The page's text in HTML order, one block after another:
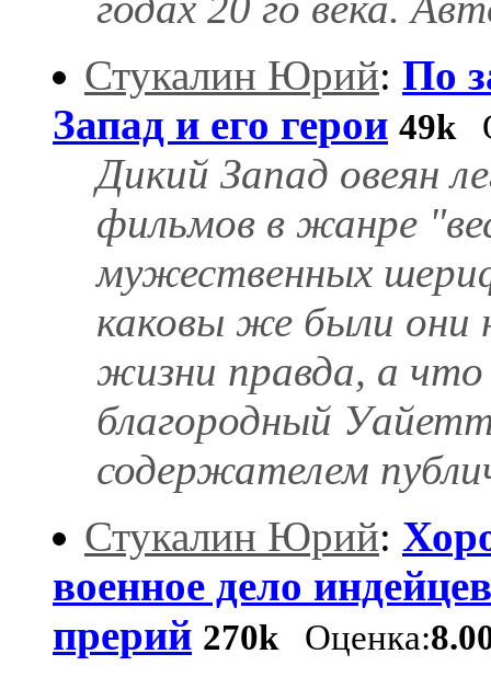
Стукалин Юрий: По
Запад и его герои 49k
Дикий Запад овеян
фильмов в жанре
мужественных
каковы же были они
жизни правда, а
благородный
содержателем
Стукалин Юрий:
военное дело
прерий 270k Оценка: